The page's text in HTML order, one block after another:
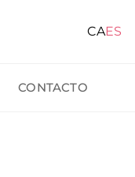
CAES
CONTACTO